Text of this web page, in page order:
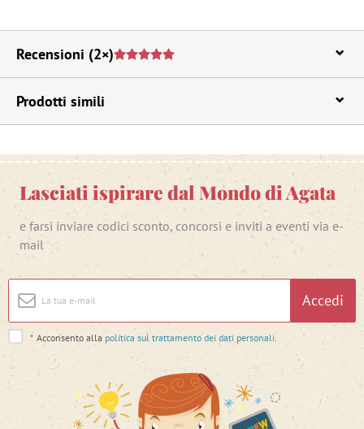
Recensioni (2×)
Prodotti simili
Lasciati ispirare dal Mondo di Agata
e farsi inviare codici sconto, concorsi e inviti a eventi via e-
mail
Accedi
* Acconsento alla politica sul trattamento dei dati personali